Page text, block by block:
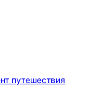
путешествия